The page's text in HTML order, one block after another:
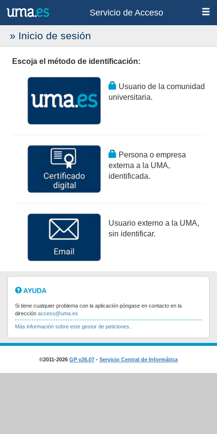
Servicio de Acceso
» Inicio de sesión
Escoja el método de identificación:
Usuario de la comunidad
universitaria.
Persona o empresa
externa a la UMA,
identificada.
Usuario externo a la UMA,
sin identificar.
AYUDA
Si tiene cualquier problema con la aplicación póngase en contacto en la
dirección acceso@uma.es
Más información sobre este gestor de peticiones
©2011-2026 GP v26.07 - Servicio Central de Informática